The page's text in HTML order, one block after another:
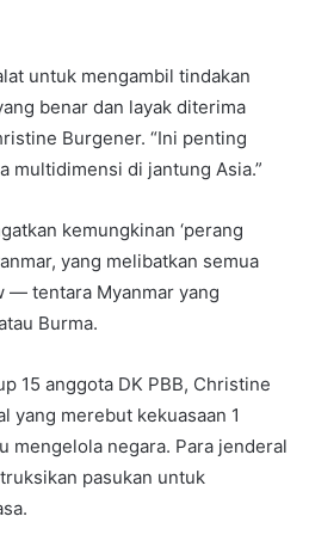
untuk mengambil tindakan
benar dan layak diterima
Burgener. “Ini penting
multidimensi di jantung Asia.”
kemungkinan ‘perang
yang melibatkan semua
— tentara Myanmar yang
Burma.
15 anggota DK PBB, Christine
yang merebut kekuasaan 1
mengelola negara. Para jenderal
pasukan untuk